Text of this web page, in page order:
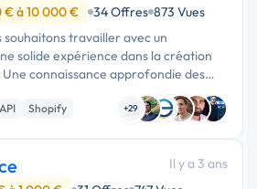
€ à 10 000 € 34 Offres 873 Vues
travailler avec un
solide expérience dans la création
connaissance approfondie des
e-commerce telles que Shopify,
…
API Shopify +29
Il y a 3 ans